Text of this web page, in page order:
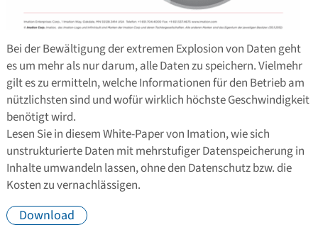
Bei der Bewältigung der extremen Explosion von Daten geht
es um mehr als nur darum, alle Daten zu speichern. Vielmehr
gilt es zu ermitteln, welche Informationen für den Betrieb am
nützlichsten sind und wofür wirklich höchste Geschwindigkeit
benötigt wird.
Lesen Sie in diesem White-Paper von Imation, wie sich
unstrukturierte Daten mit mehrstufiger Datenspeicherung in
Inhalte umwandeln lassen, ohne den Datenschutz bzw. die
Kosten zu vernachlässigen.
Download